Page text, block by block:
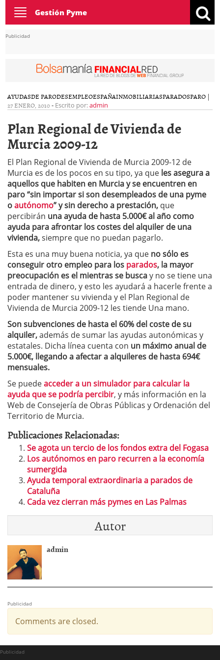
Toggle
navigation
Gestión Pyme
Publicidad
AYUDASDE PARODESEMPLEOESPAÑAINMOBILIARIASPARADOSPARO |
27 ENERO, 2010- Escrito por:admin
Plan Regional de Vivienda de
Murcia 2009-12
El Plan Regional de Vivienda de Murcia 2009-12 de
Murcia es de los pocos en su tipo, ya que les asegura a
aquellos que habiten en Murcia y se encuentren en
paro “sin importar si son desempleados de una pyme
oautónomo” y sin derecho a prestación, que
percibirán una ayuda de hasta 5.000€ al año como
ayuda para afrontar los costes del alquiler de una
vivienda,siempre que no puedan pagarlo.
Esta es una muy buena noticia, ya que no sólo es
conseguir otro empleo para los parados, la mayor
preocupación es el mientras se buscay no se tiene una
entrada de dinero, y esto les ayudará a hacerle frente a
poder mantener su vivienda y el Plan Regional de
Vivienda de Murcia 2009-12 les tiende Una mano.
Son subvenciones de hasta el 60% del coste de su
alquiler,además de sumar las ayudas autonómicas y
estatales. Dicha línea cuenta con un máximo anual de
5.000€, llegando a afectar a alquileres de hasta 694€
mensuales.
Se puedeacceder a un simulador para calcular la
ayuda que se podría percibir, y más información en la
Web de Consejería de Obras Públicas y Ordenación del
Territorio de Murcia.
Publicaciones Relacionadas:
Se agota un tercio de los fondos extra del Fogasa
Los autónomos en paro recurren a la economía
sumergida
Ayuda temporal extraordinaria a parados de
Cataluña
Cada vez cierran más pymes en Las Palmas
Autor
admin
Publicidad
Comments are closed.
Publicidad